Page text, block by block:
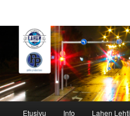
Etusivu Info Lahen Lehti